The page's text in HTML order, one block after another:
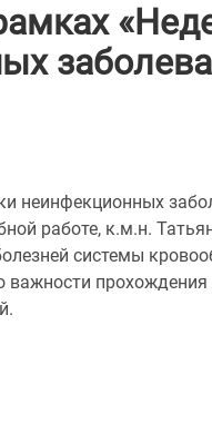
неинфекционных
работе, к.м.н.
системы
важности прохождения